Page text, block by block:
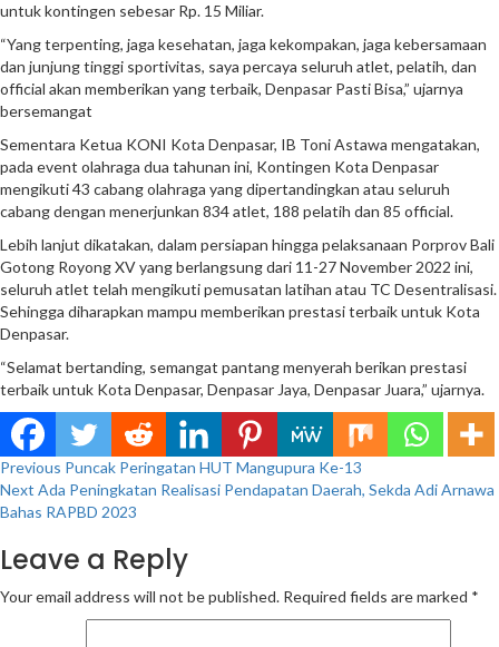
untuk kontingen sebesar Rp. 15 Miliar.
“Yang terpenting, jaga kesehatan, jaga kekompakan, jaga kebersamaan
dan junjung tinggi sportivitas, saya percaya seluruh atlet, pelatih, dan
official akan memberikan yang terbaik, Denpasar Pasti Bisa,” ujarnya
bersemangat
Sementara Ketua KONI Kota Denpasar, IB Toni Astawa mengatakan,
pada event olahraga dua tahunan ini, Kontingen Kota Denpasar
mengikuti 43 cabang olahraga yang dipertandingkan atau seluruh
cabang dengan menerjunkan 834 atlet, 188 pelatih dan 85 official.
Lebih lanjut dikatakan, dalam persiapan hingga pelaksanaan Porprov Bali
Gotong Royong XV yang berlangsung dari 11-27 November 2022 ini,
seluruh atlet telah mengikuti pemusatan latihan atau TC Desentralisasi.
Sehingga diharapkan mampu memberikan prestasi terbaik untuk Kota
Denpasar.
“Selamat bertanding, semangat pantang menyerah berikan prestasi
terbaik untuk Kota Denpasar, Denpasar Jaya, Denpasar Juara,” ujarnya.
Continue
Reading
Previous Puncak Peringatan HUT Mangupura Ke-13
Next Ada Peningkatan Realisasi Pendapatan Daerah, Sekda Adi Arnawa
Bahas RAPBD 2023
Leave a Reply
Your email address will not be published. Required fields are marked *